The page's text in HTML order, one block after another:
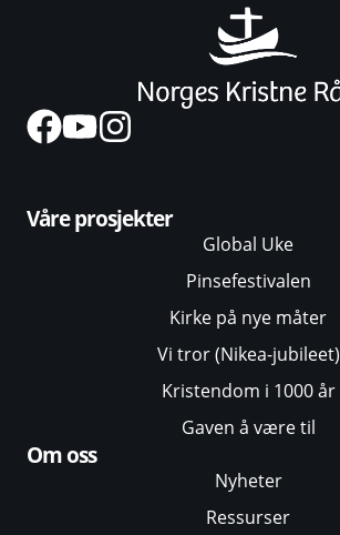
Våre prosjekter
Global Uke
Pinsefestivalen
Kirke på nye måter
Vi tror (Nikea-jubileet)
Kristendom i 1000 år
Gaven å være til
Om oss
Nyheter
Ressurser